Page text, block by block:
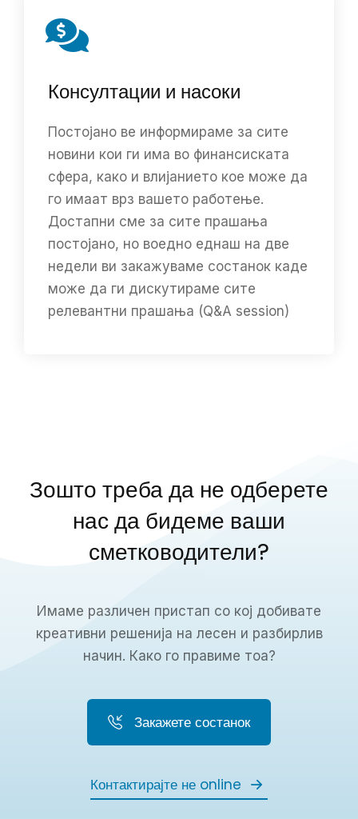
Консултации и насоки
Постојано ве информираме за сите
новини кои ги има во финансиската
сфера, како и влијанието кое може да
го имаат врз вашето работење.
Достапни сме за сите прашања
постојано, но воедно еднаш на две
недели ви закажуваме состанок каде
може да ги дискутираме сите
релевантни прашања (Q&A session)
Зошто треба да не одберете
нас да бидеме ваши
сметководители?
Имаме различен пристап со кој добивате
креативни решенија на лесен и разбирлив
начин. Како го правиме тоа?
Закажете состанок
Контактирајте не online